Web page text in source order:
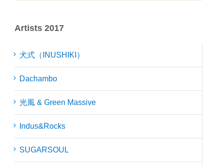
Artists 2017
犬式（INUSHIKI）
Dachambo
光風 & Green Massive
Indus&Rocks
SUGARSOUL